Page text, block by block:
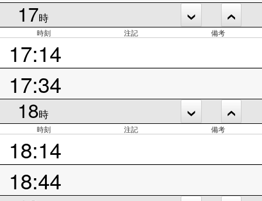
17時
時刻 注記 備考
17:14
17:34
18時
時刻 注記 備考
18:14
18:44